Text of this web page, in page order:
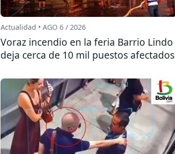
Actualidad • AGO 6 / 2026
Voraz incendio en la feria Barrio Lindo
deja cerca de 10 mil puestos afectados